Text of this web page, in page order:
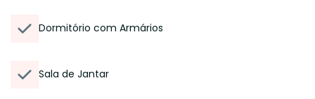
Dormitório com Armários
Sala de Jantar